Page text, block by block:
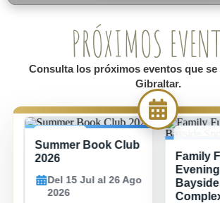
PRÓXIMOS
Consulta los próximos eventos que se
Gibraltar.
15 JUL -
26 AGO
Summer Book Club
2026
Del 15 Jul al 26 Ago
2026
26 AGO
Family